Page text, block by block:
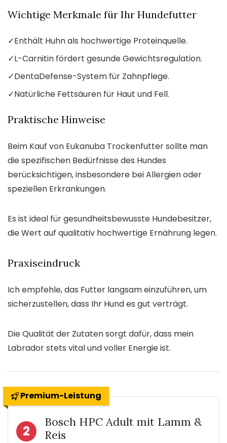
Wichtige Merkmale für Ihr Hundefutter
✓Enthält Huhn als hochwertige Proteinquelle.
✓L-Carnitin fördert gesunde Gewichtsregulation.
✓DentaDefense-System für Zahnpflege.
✓Natürliche Fettsäuren für Haut und Fell.
Praktische Hinweise
Beim Kauf von Eukanuba Trockenfutter sollte man
die spezifischen Bedürfnisse des Hundes
berücksichtigen, insbesondere bei Allergien oder
speziellen Erkrankungen.
Es ist ideal für gesundheitsbewusste Hundebesitzer,
die Wert auf qualitativ hochwertige Ernährung legen.
Praxiseindruck
Ich empfehle, das Futter langsam einzuführen, um
sicherzustellen, dass Ihr Hund es gut verträgt.
Die Qualität der Zutaten sorgt dafür, dass mein
Labrador stets vital und voller Energie ist.
Premium-Leistung
2
Bosch HPC Adult mit Lamm &
Reis